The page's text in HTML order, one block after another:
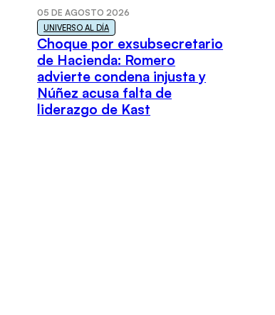
05 DE AGOSTO 2026
UNIVERSO AL DÍA
Choque por exsubsecretario
de Hacienda: Romero
advierte condena injusta y
Núñez acusa falta de
liderazgo de Kast